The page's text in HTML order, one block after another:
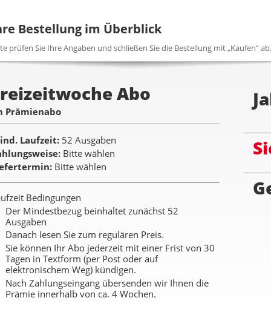
Bestellung im Überblick
prüfen Sie Ihre Angaben und schließen Sie die Bestellung mit „Kaufen“ ab.
Abo
Prämienabo
Laufzeit 52 Ausgaben
Bitte wählen
Bitte wählen
Bedingungen
Der Mindestbezug beinhaltet zunächst 52
Ausgaben
Danach lesen Sie zum regulären Preis.
Sie können Ihr Abo jederzeit mit einer Frist von 30
Tagen in Textform (per Post oder auf
elektronischem Weg) kündigen.
Nach Zahlungseingang übersenden wir Ihnen die
Prämie innerhalb von ca. 4 Wochen.